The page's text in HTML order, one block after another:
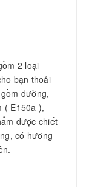
2 loại
bạn thoải
đường,
( E150a ),
được chiết
có hương